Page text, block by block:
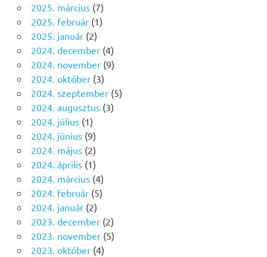
2025. március(7)
2025. február(1)
2025. január(2)
2024. december(4)
2024. november(9)
2024. október(3)
2024. szeptember(5)
2024. augusztus(3)
2024. július(1)
2024. június(9)
2024. május(2)
2024. április(1)
2024. március(4)
2024. február(5)
2024. január(2)
2023. december(2)
2023. november(5)
2023. október(4)